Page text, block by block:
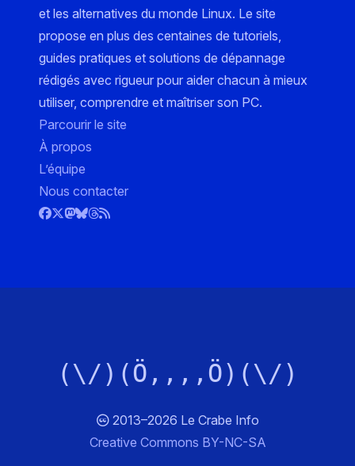
et les alternatives du monde Linux. Le site
propose en plus des centaines de tutoriels,
guides pratiques et solutions de dépannage
rédigés avec rigueur pour aider chacun à mieux
utiliser, comprendre et maîtriser son PC.
Parcourir le site
À propos
L’équipe
Nous contacter
(\/)(Ö,,,,Ö)(\/)
2013–2026 Le Crabe Info
Creative Commons BY-NC-SA